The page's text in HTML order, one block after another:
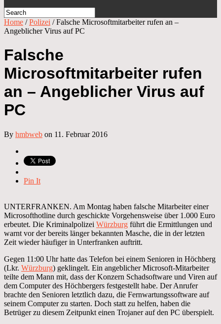
Home /Polizei /Falsche Microsoftmitarbeiter rufen an –
Angeblicher Virus auf PC
Falsche
Microsoftmitarbeiter rufen
an – Angeblicher Virus auf
PC
By hmbweb on 11. Februar 2016
Pin It
UNTERFRANKEN. Am Montag haben falsche Mitarbeiter einer
Microsofthotline durch geschickte Vorgehensweise über 1.000 Euro
erbeutet. Die Kriminalpolizei Würzburg führt die Ermittlungen und
warnt vor der bereits länger bekannten Masche, die in der letzten
Zeit wieder häufiger in Unterfranken auftritt.
Gegen 11:00 Uhr hatte das Telefon bei einem Senioren in Höchberg
(Lkr. Würzburg) geklingelt. Ein angeblicher Microsoft-Mitarbeiter
teilte dem Mann mit, dass der Konzern Schadsoftware und Viren auf
dem Computer des Höchbergers festgestellt habe. Der Anrufer
brachte den Senioren letztlich dazu, die Fernwartungssoftware auf
seinem Computer zu starten. Doch statt zu helfen, haben die
Betrüger zu diesem Zeitpunkt einen Trojaner auf den PC überspielt.